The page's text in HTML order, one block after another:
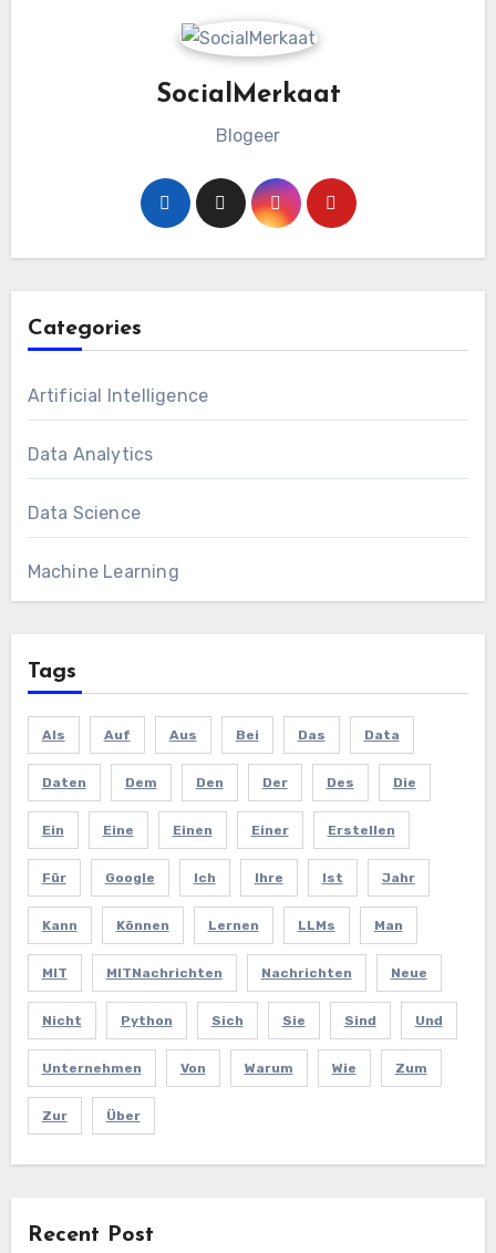
SocialMerkaat
Blogeer
Categories
Artificial Intelligence
Data Analytics
Data Science
Machine Learning
Tags
Als Auf Aus Bei Das Data
Daten Dem Den Der Des Die
Ein Eine Einen Einer Erstellen
Für Google Ich Ihre Ist Jahr
Kann Können Lernen LLMs Man
MIT MITNachrichten Nachrichten Neue
Nicht Python Sich Sie Sind Und
Unternehmen Von Warum Wie Zum
Zur Über
Recent Post